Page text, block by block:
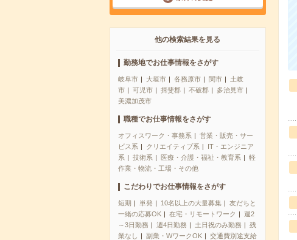
他の検索結果を見る
勤務地でお仕事情報をさがす
岐阜市 大垣市 各務原市 関市
土岐
市
可児市 揖斐郡 不破郡
多治見市
美濃加茂市
職種でお仕事情報をさがす
オフィスワーク・事務系
営業・販売・サー
ビス系
クリエイティブ系
IT・エンジニア
系
技術系 医療・介護・福祉・教育系
軽
作業・物流・工場・その他
こだわりでお仕事情報をさがす
短期 単発 10名以上の大量募集
友だちと
一緒の応募OK
在宅・リモートワーク
週2
～3日勤務
週4日勤務 土日祝のみ勤務
残
業なし
副業・WワークOK
交通費別途支給